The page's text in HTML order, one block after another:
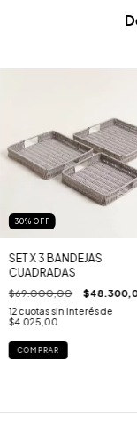
30% OFF
SET X 3 BANDEJAS
CUADRADAS
$69.000,00
12 cuotas sin interés de
$4.025,00